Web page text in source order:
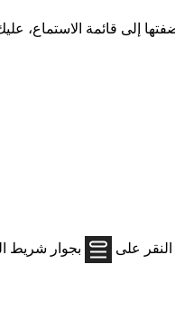
إلى قائمة الاستماع،
على بجوار شريط